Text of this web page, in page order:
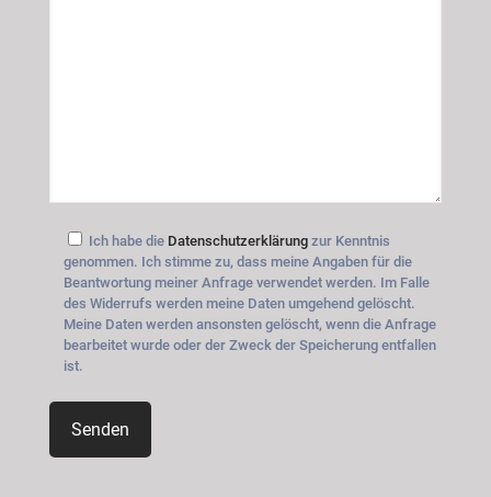
Ich habe die Datenschutzerklärung zur Kenntnis
genommen. Ich stimme zu, dass meine Angaben für die
Beantwortung meiner Anfrage verwendet werden. Im Falle
des Widerrufs werden meine Daten umgehend gelöscht.
Meine Daten werden ansonsten gelöscht, wenn die Anfrage
bearbeitet wurde oder der Zweck der Speicherung entfallen
ist.